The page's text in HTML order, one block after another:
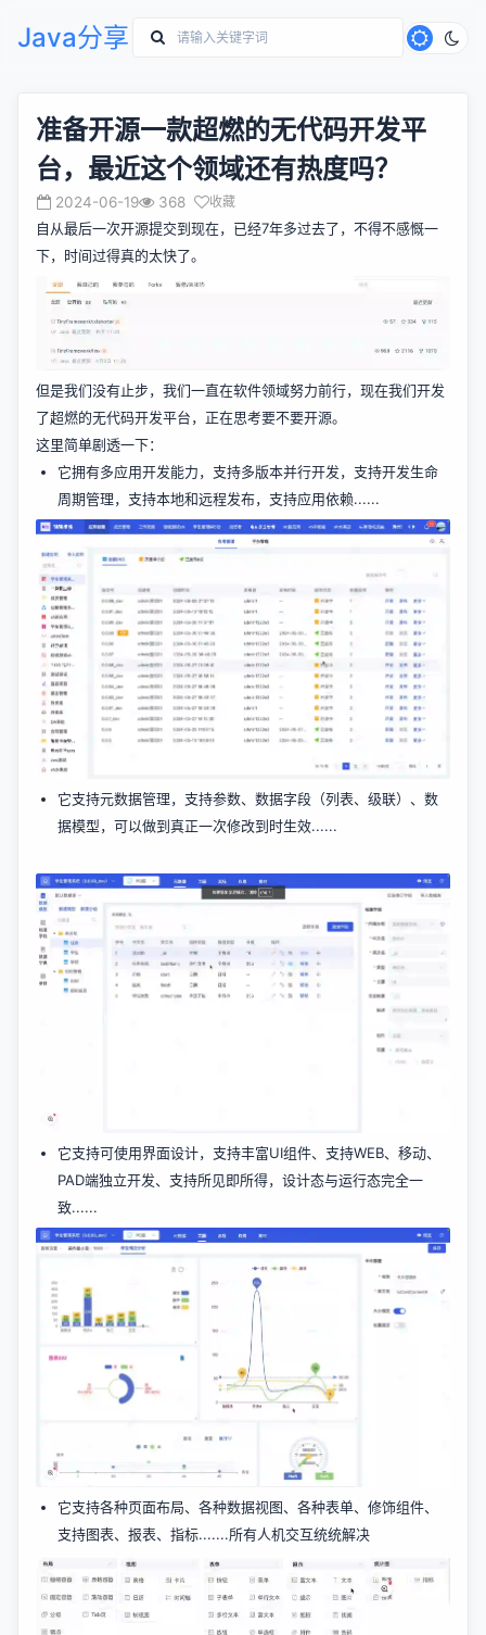
Java分享
准备开源一款超燃的无代码开发平
台，最近这个领域还有热度吗？
2024-06-19 368 收藏
自从最后一次开源提交到现在，已经7年多过去了，不得不感慨一
下，时间过得真的太快了。
但是我们没有止步，我们一直在软件领域努力前行，现在我们开发
了超燃的无代码开发平台，正在思考要不要开源。
这里简单剧透一下：
它拥有多应用开发能力，支持多版本并行开发，支持开发生命
周期管理，支持本地和远程发布，支持应用依赖......
它支持元数据管理，支持参数、数据字段（列表、级联）、数
据模型，可以做到真正一次修改到时生效......
它支持可使用界面设计，支持丰富UI组件、支持WEB、移动、
PAD端独立开发、支持所见即所得，设计态与运行态完全一
致......
它支持各种页面布局、各种数据视图、各种表单、修饰组件、
支持图表、报表、指标.......所有人机交互统统解决